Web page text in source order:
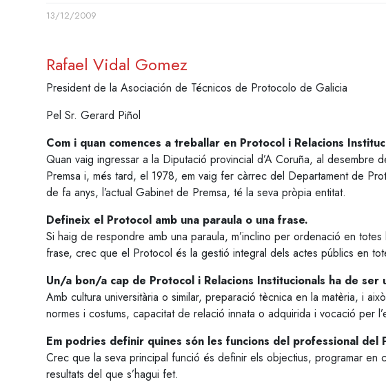
13/12/2009
Rafael Vidal Gomez
President de la Asociación de Técnicos de Protocolo de Galicia
Pel Sr. Gerard Piñol
Com i quan comences a treballar en Protocol i Relacions
Quan vaig ingressar a la Diputació provincial d’A Coruña, al desembre
Premsa i, més tard, el 1978, em vaig fer càrrec del Departament de
de fa anys, l’actual Gabinet de Premsa, té la seva pròpia entitat.
Defineix el Protocol amb una paraula o una frase.
Si haig de respondre amb una paraula, m’inclino per ordenació en
frase, crec que el Protocol és la gestió integral dels actes públics en
Un/a bon/a cap de Protocol i Relacions Institucionals ha de ser
Amb cultura universitària o similar, preparació tècnica en la matèria, i
normes i costums, capacitat de relació innata o adquirida i vocació per
Em podries definir quines són les funcions del professional del
Crec que la seva principal funció és definir els objectius, programar en
resultats del que s’hagui fet.